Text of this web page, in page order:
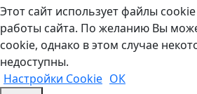
Этот сайт использует файлы
работы сайта. По желанию Вы
cookie, однако в этом случае
недоступны.
Настройки Cookie ОК